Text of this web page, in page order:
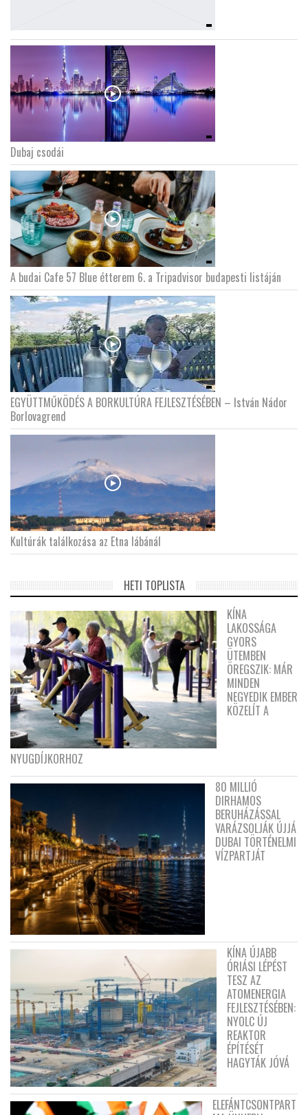
Dubaj csodái
A budai Cafe 57 Blue étterem 6. a Tripadvisor budapesti listáján
EGYÜTTMŰKÖDÉS A BORKULTÚRA FEJLESZTÉSÉBEN – István Nádor
Borlovagrend
Kultúrák találkozása az Etna lábánál
HETI TOPLISTA
KÍNA
LAKOSSÁGA
GYORS
ÜTEMBEN
ÖREGSZIK: MÁR
MINDEN
NEGYEDIK EMBER
KÖZELÍT A
NYUGDÍJKORHOZ
80 MILLIÓ
DIRHAMOS
BERUHÁZÁSSAL
VARÁZSOLJÁK ÚJJÁ
DUBAI TÖRTÉNELMI
VÍZPARTJÁT
KÍNA ÚJABB
ÓRIÁSI LÉPÉST
TESZ AZ
ATOMENERGIA
FEJLESZTÉSÉBEN:
NYOLC ÚJ
REAKTOR
ÉPÍTÉSÉT
HAGYTÁK JÓVÁ
ELEFÁNTCSONTPART